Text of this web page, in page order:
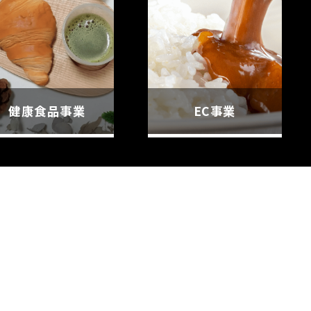
健康食品事業 EC事業